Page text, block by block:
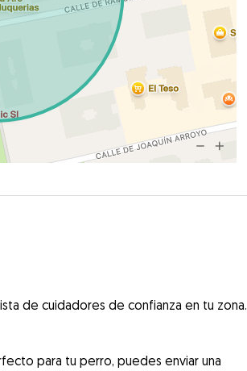
de cuidadores de confianza en tu zona.
para tu perro, puedes enviar una